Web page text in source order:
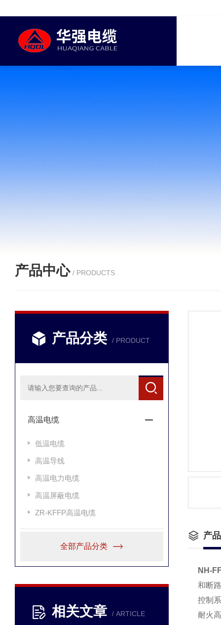
产品中心 / PRODUCTS
产品分类 / PRODUCT
高温电缆
低温电缆
高温导线
高温电力电缆
高温屏蔽电缆
ZR-KFFP高温电缆
全部产品分类
相关文章 / ARTICLE
产
NH-
和断
控制
耐火